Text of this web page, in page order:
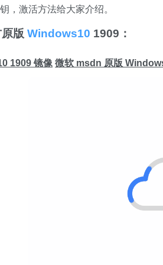
，激活方法给大家介绍。
版 Windows10 1909：
1909 镜像 微软 msdn 原版